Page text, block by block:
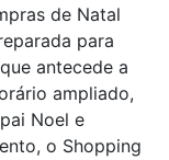
de Natal
para
antecede a
ampliado,
Noel e
o Shopping